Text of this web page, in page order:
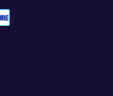
LCD-skärm